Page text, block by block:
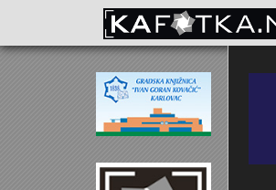
Skoči na glavni sadržaj